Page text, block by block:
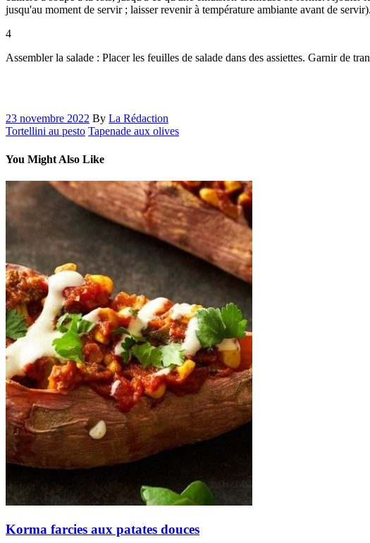
jusqu'au moment de servir ; laisser revenir à température ambiante avant de servir).
4
Assembler la salade : Placer les feuilles de salade dans des assiettes. Garnir de
23 novembre 2022 By La Rédaction
Tortellini au pesto Tapenade aux olives
You Might Also Like
Korma farcies aux patates douces